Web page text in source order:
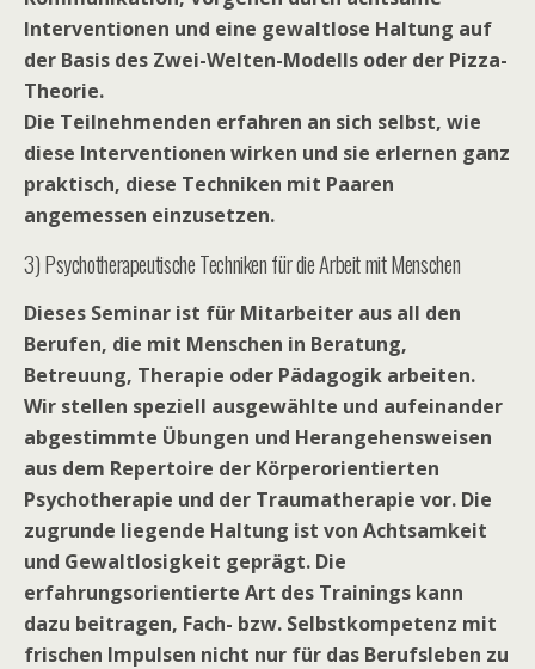
Interventionen und eine gewaltlose Haltung auf
der Basis des Zwei-Welten-Modells oder der Pizza-
Theorie.
Die Teilnehmenden erfahren an sich selbst, wie
diese Interventionen wirken und sie erlernen ganz
praktisch, diese Techniken mit Paaren
angemessen einzusetzen.
3) Psychotherapeutische Techniken für die Arbeit mit Menschen
Dieses Seminar ist für Mitarbeiter aus all den
Berufen, die mit Menschen in Beratung,
Betreuung, Therapie oder Pädagogik arbeiten.
Wir stellen speziell ausgewählte und aufeinander
abgestimmte Übungen und Herangehensweisen
aus dem Repertoire der Körperorientierten
Psychotherapie und der Traumatherapie vor. Die
zugrunde liegende Haltung ist von Achtsamkeit
und Gewaltlosigkeit geprägt. Die
erfahrungsorientierte Art des Trainings kann
dazu beitragen, Fach- bzw. Selbstkompetenz mit
frischen Impulsen nicht nur für das Berufsleben zu